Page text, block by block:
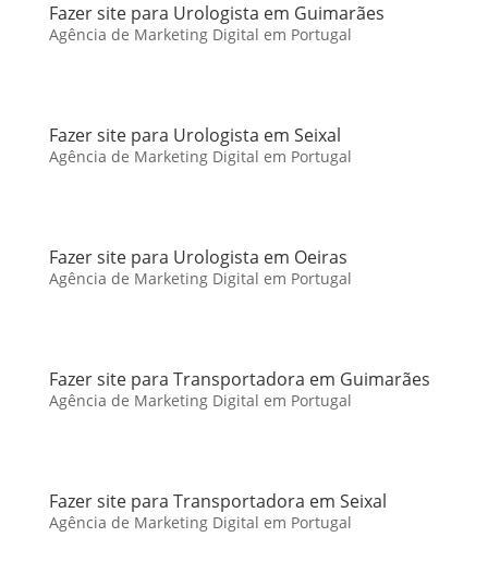
Fazer site para Urologista em Guimarães
Agência de Marketing Digital em Portugal
Fazer site para Urologista em Seixal
Agência de Marketing Digital em Portugal
Fazer site para Urologista em Oeiras
Agência de Marketing Digital em Portugal
Fazer site para Transportadora em Guimarães
Agência de Marketing Digital em Portugal
Fazer site para Transportadora em Seixal
Agência de Marketing Digital em Portugal